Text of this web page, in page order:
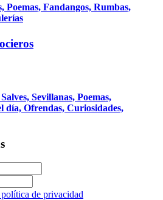
Poemas, Fandangos, Rumbas,
Sevillanas, Poemas,
día, Ofrendas, Curiosidades,
de privacidad